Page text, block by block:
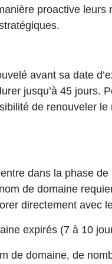
proactive leurs
avant sa date
jusqu’à 45 jours.
de renouveler
dans la phase
de domaine
directement avec
expirés (7 à 10
de domaine, de